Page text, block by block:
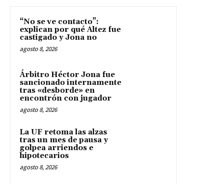
“No se ve contacto”:
explican por qué Altez fue
castigado y Jona no
agosto 8, 2026
Árbitro Héctor Jona fue
sancionado internamente
tras «desborde» en
encontrón con jugador
agosto 8, 2026
La UF retoma las alzas
tras un mes de pausa y
golpea arriendos e
hipotecarios
agosto 8, 2026